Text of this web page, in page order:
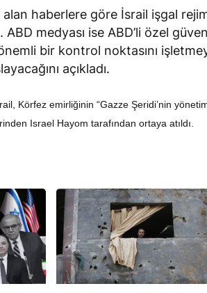
alan haberlere göre İsrail işgal
ABD medyası ise ABD’li özel
bir kontrol noktasını
açıkladı.
Körfez emirliğinin “Gazze Şeridi’nin
Israel Hayom tarafından ortaya atıldı.
RÖPORTAJ